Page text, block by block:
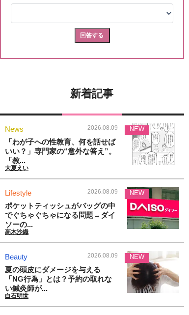
新着記事
News 2026.08.09
「わが子への性教育、何を話せば
いい？」専門家の“意外な答え”。
「教...
大夏えい
NEW
Lifestyle 2026.08.09
ポケットティッシュがバッグの中
でぐちゃぐちゃになる問題→ダイ
ソーの...
高木沙織
NEW
Beauty 2026.08.09
夏の頭皮にダメージを与える
「NG行為」とは？予約の取れな
い鍼灸師が...
白石明世
NEW